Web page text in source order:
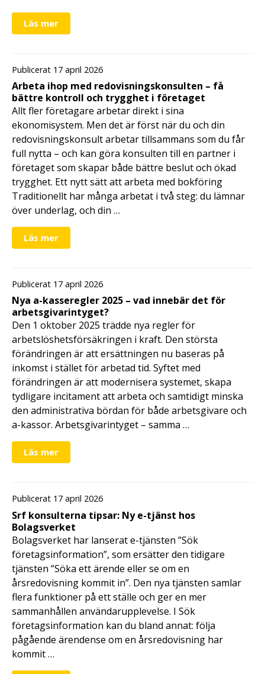
Läs mer
Publicerat 17 april 2026
Arbeta ihop med redovisningskonsulten – få
bättre kontroll och trygghet i företaget
Allt fler företagare arbetar direkt i sina
ekonomisystem. Men det är först när du och din
redovisningskonsult arbetar tillsammans som du får
full nytta – och kan göra konsulten till en partner i
företaget som skapar både bättre beslut och ökad
trygghet. Ett nytt sätt att arbeta med bokföring
Traditionellt har många arbetat i två steg: du lämnar
över underlag, och din …
Läs mer
Publicerat 17 april 2026
Nya a-kasseregler 2025 – vad innebär det för
arbetsgivarintyget?
Den 1 oktober 2025 trädde nya regler för
arbetslöshetsförsäkringen i kraft. Den största
förändringen är att ersättningen nu baseras på
inkomst i stället för arbetad tid. Syftet med
förändringen är att modernisera systemet, skapa
tydligare incitament att arbeta och samtidigt minska
den administrativa bördan för både arbetsgivare och
a-kassor. Arbetsgivarintyget – samma …
Läs mer
Publicerat 17 april 2026
Srf konsulterna tipsar: Ny e-tjänst hos
Bolagsverket
Bolagsverket har lanserat e-tjänsten ”Sök
företagsinformation”, som ersätter den tidigare
tjänsten ”Söka ett ärende eller se om en
årsredovisning kommit in”. Den nya tjänsten samlar
flera funktioner på ett ställe och ger en mer
sammanhållen användarupplevelse. I Sök
företagsinformation kan du bland annat: följa
pågående ärendense om en årsredovisning har
kommit …